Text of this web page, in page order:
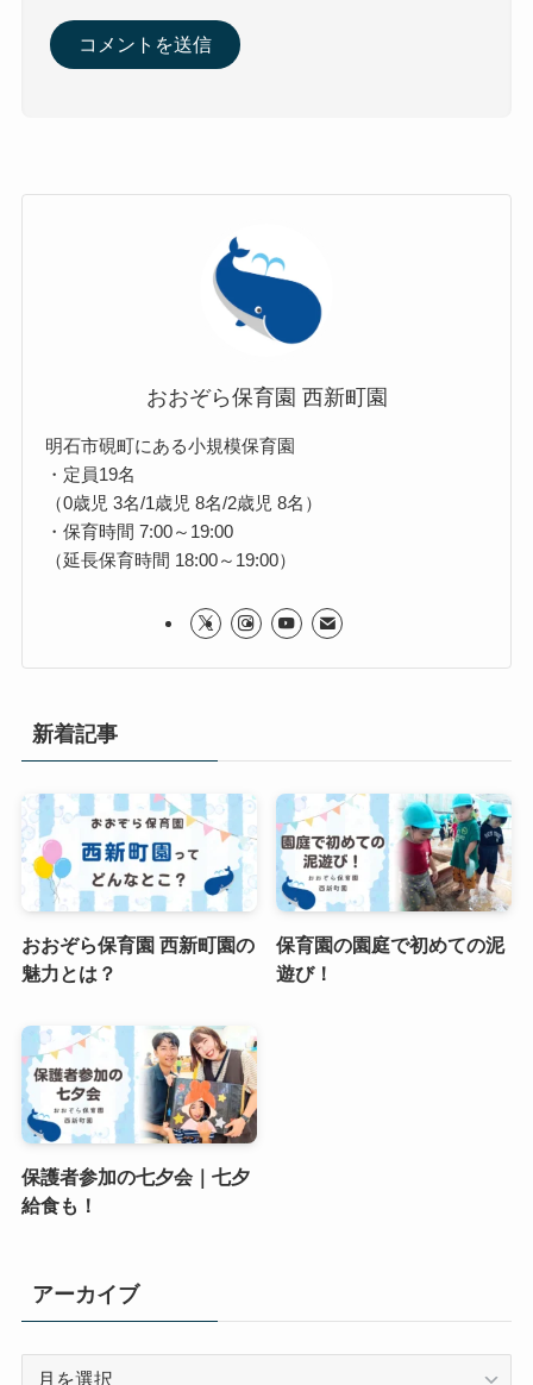
おおぞら保育園 西新町園
明石市硯町にある小規模保育園
・定員19名
（0歳児 3名/1歳児 8名/2歳児 8名）
・保育時間 7:00～19:00
（延長保育時間 18:00～19:00）
新着記事
おおぞら保育園 西新町園の
魅力とは？
保育園の園庭で初めての泥
遊び！
保護者参加の七夕会｜七夕
給食も！
アーカイブ